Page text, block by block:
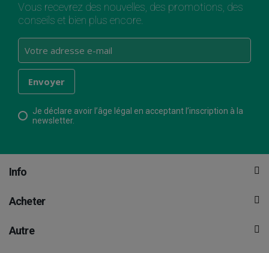
Vous recevrez des nouvelles, des promotions, des
conseils et bien plus encore.
Je déclare avoir l’âge légal en acceptant l’inscription à la
newsletter.
Info
Acheter
Autre